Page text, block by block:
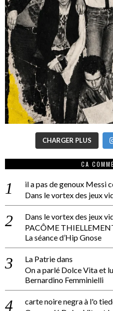
CHARGER PLUS
CA
il a pas de genoux Messi
Dans le vortex des jeux
Dans le vortex des jeux
PACÔME
La séance d’Hip Gnose
La Patriedans
On a parlé Dolce Vita et
Bernardino Femminielli
carte noire negra à l'o